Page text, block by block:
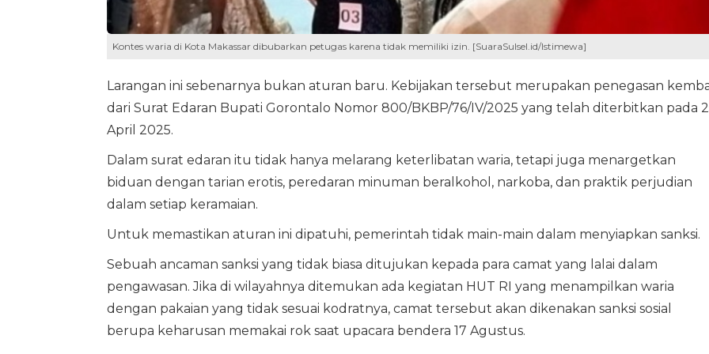
Kontes waria di Kota Makassar dibubarkan petugas karena tidak memiliki izin. [SuaraSulsel.id/Istimewa]
Larangan ini sebenarnya bukan aturan baru. Kebijakan tersebut merupakan penegasan
dari Surat Edaran Bupati Gorontalo Nomor 800/BKBP/76/IV/2025 yang telah diterbitkan pada
April 2025.
Dalam surat edaran itu tidak hanya melarang keterlibatan waria, tetapi juga menargetkan
biduan dengan tarian erotis, peredaran minuman beralkohol, narkoba, dan praktik perjudian
dalam setiap keramaian.
Untuk memastikan aturan ini dipatuhi, pemerintah tidak main-main dalam menyiapkan sanksi.
Sebuah ancaman sanksi yang tidak biasa ditujukan kepada para camat yang lalai dalam
pengawasan. Jika di wilayahnya ditemukan ada kegiatan HUT RI yang menampilkan waria
dengan pakaian yang tidak sesuai kodratnya, camat tersebut akan dikenakan sanksi sosial
berupa keharusan memakai rok saat upacara bendera 17 Agustus.